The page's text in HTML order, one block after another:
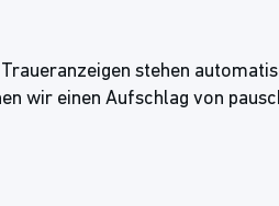
stehen
wir einen Aufschlag von